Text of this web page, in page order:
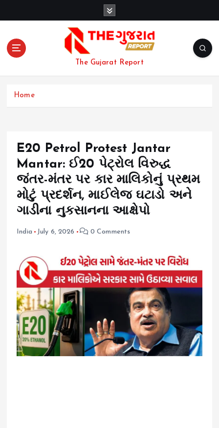
The Gujarat Report
Home
E20 Petrol Protest Jantar
Mantar: ઈ20 પેટ્રોલ વિરુદ્ધ
જંતર-મંતર પર કાર માલિકોનું પ્રથમ
મોટું પ્રદર્શન, માઈલેજ ઘટાડો અને
ગાડીના નુકસાનના આક્ષેપો
India July 6, 2026 0 Comments